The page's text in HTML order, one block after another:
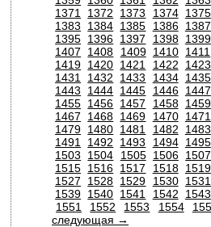
1371
1372 1373 1374 1375
1383
1384 1385 1386 1387
1395 1396 1397 1398 1399
1407
1408 1409 1410 1411
1419 1420 1421 1422
1423
1431
1432 1433 1434 1435
1443
1444 1445 1446 1447
1455 1456 1457 1458 1459
1467
1468 1469 1470 1471
1479 1480 1481 1482
1483
1491
1492 1493 1494 1495
1503
1504 1505 1506 1507
1515 1516 1517 1518 1519
1527
1528 1529 1530 1531
1539 1540 1541 1542
1543
1551
1552 1553 1554
следующая →